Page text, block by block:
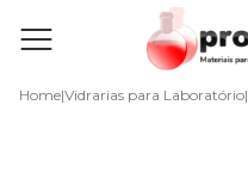
Home|Vidrarias para Laboratório|